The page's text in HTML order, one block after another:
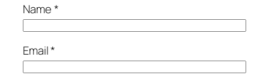
Name*
Email*